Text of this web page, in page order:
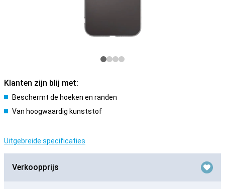
Klanten zijn blij met:
Beschermt de hoeken en randen
Van hoogwaardig kunststof
Uitgebreide specificaties
Verkoopprijs